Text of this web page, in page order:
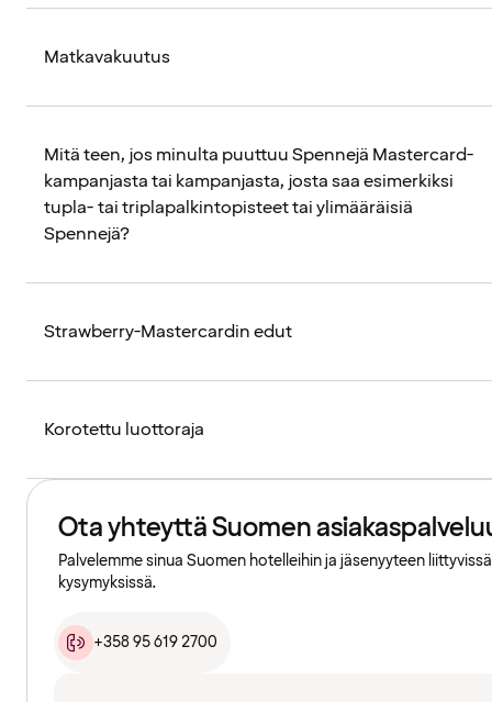
Matkavakuutus
Mitä teen, jos minulta puuttuu Spennejä Mastercard-
kampanjasta tai kampanjasta, josta saa esimerkiksi
tupla- tai triplapalkintopisteet tai ylimääräisiä
Spennejä?
Strawberry-Mastercardin edut
Korotettu luottoraja
Ota yhteyttä Suomen
Palvelemme sinua Suomen hotelleihin ja jäsenyyteen liittyvissä
kysymyksissä.
+358 95 619 2700